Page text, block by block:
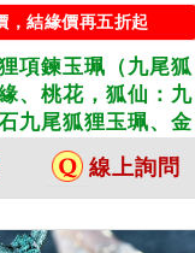
，結緣價再五折起
項鍊玉珮（九尾狐
、桃花，狐仙：九
九尾狐狸玉珮、金
墜、）。金曜石九
。客製化訂做各種
玉珮項鍊。★附東
卡
線上詢問